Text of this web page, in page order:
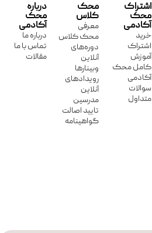
اشتراک
محک
آکادمی
خرید
اشتراک
آموزش
کامل محک
آکادمی
سوالات
متداول
محک
کلاس
معرفی
محک کلاس
دوره‌های
آنلاین
وبینارها
رویدادهای
آنلاین
مدرسین
تایید اصالت
گواهینامه
درباره
محک
آکادمی
درباره ما
تماس با ما
مقالات